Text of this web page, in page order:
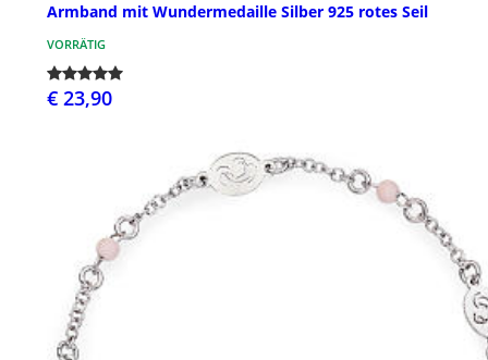
Armband mit Wundermedaille Silber 925 rotes Seil
VORRÄTIG
€ 23,90